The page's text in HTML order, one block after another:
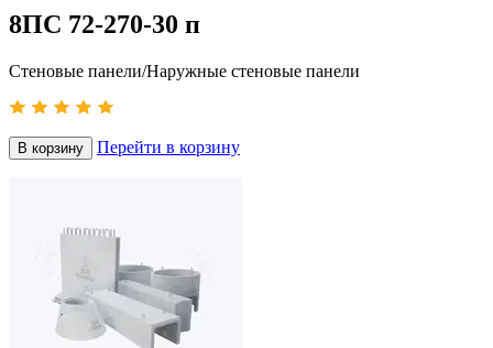
8ПС 72-270-30 п
Стеновые панели/Наружные стеновые панели
В корзину Перейти в корзину